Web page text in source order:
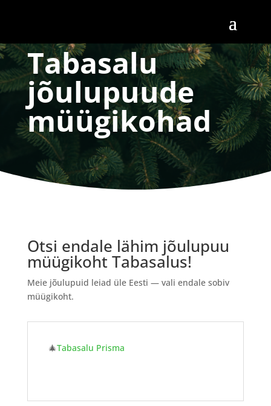
Tabasalu
jõulupuude
müügikohad
Otsi endale lähim jõulupuu
müügikoht Tabasalus!
Meie jõulupuid leiad üle Eesti — vali endale sobiv
müügikoht.
🎄Tabasalu Prisma